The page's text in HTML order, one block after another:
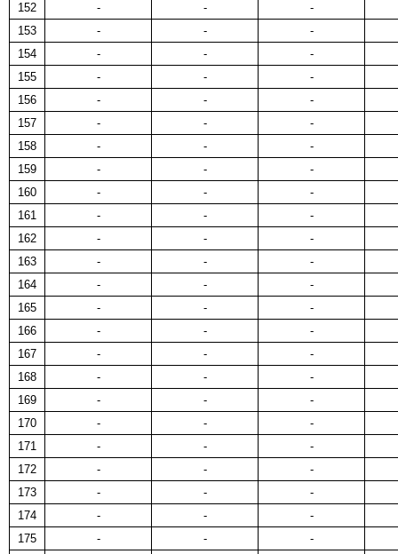
152
- -
-
153
- -
-
154
- -
-
155
- -
-
156
- -
-
157
- -
-
158
- -
-
159
- -
-
160
- -
-
161
- -
-
162
- -
-
163
- -
-
164
- -
-
165
- -
-
166
- -
-
167
- -
-
168
- -
-
169
- -
-
170
- -
-
171
- -
-
172
- -
-
173
- -
-
174
- -
-
175
- -
-